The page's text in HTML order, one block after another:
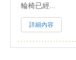
輪椅已經...
詳細內容